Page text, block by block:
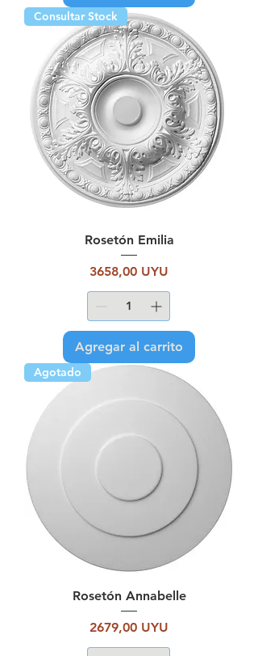
Consultar Stock
Rosetón Emilia
Precio
3658,00 UYU
Agregar al carrito
Agotado
Rosetón Annabelle
Precio
2679,00 UYU